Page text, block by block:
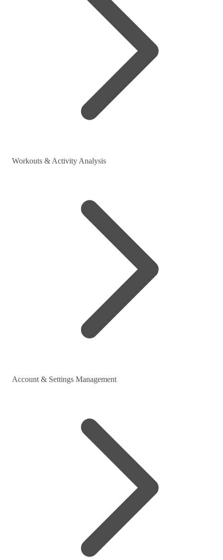
Workouts & Activity Analysis
Account & Settings Management